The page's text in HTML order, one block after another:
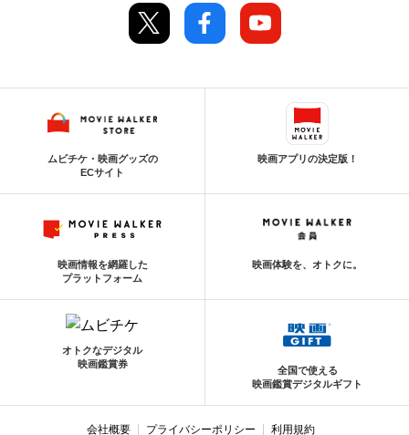
ムビチケ・映画グッズの
ECサイト
映画アプリの決定版！
映画情報を網羅した
プラットフォーム
映画体験を、オトクに。
オトクなデジタル
映画鑑賞券
全国で使える
映画鑑賞デジタルギフト
会社概要 プライバシーポリシー 利用規約